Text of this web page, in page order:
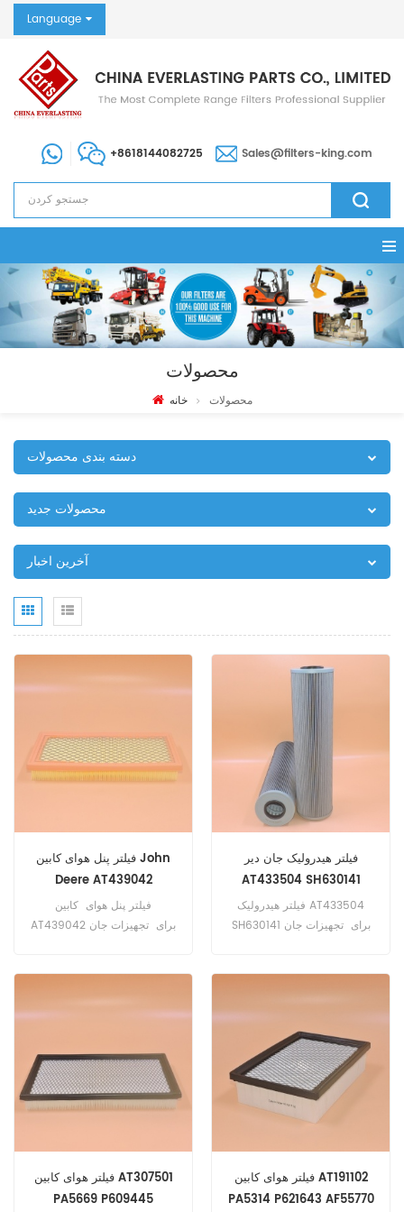
Language
+8618144082725 Sales@filters-king.com
محصولات
خانه محصولات
دسته بندی محصولات
محصولات جدید
آخرین اخبار
فیلتر پنل هوای کابین John
Deere AT439042
فیلتر پنل هوای کابین
AT439042 برای تجهیزات جان
فیلتر هیدرولیک جان دیر
AT433504 SH630141
فیلتر هیدرولیک AT433504
SH630141 برای تجهیزات جان
فیلتر هوای کابین AT307501
PA5669 P609445
فیلتر هوای کابین AT191102
PA5314 P621643 AF55770